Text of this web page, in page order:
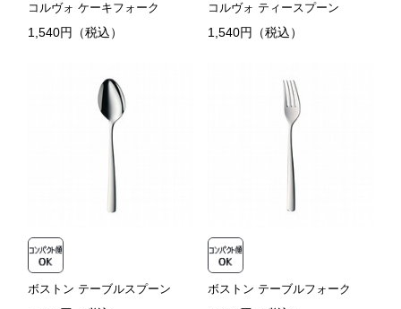
コルヴォ ケーキフォーク
1,540円（税込）
コルヴォ ティースプーン
1,540円（税込）
ボストン テーブルスプーン ボストン テーブルフォーク